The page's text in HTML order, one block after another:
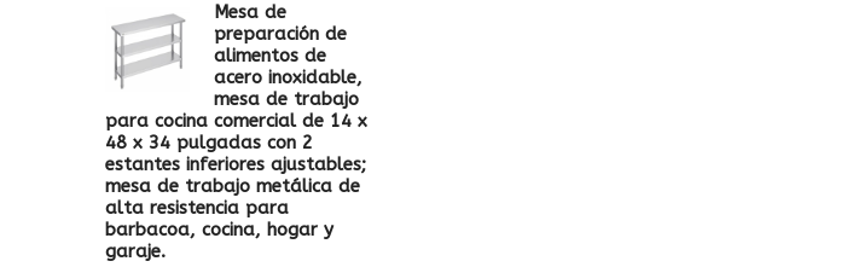
Mesa de
preparación de
alimentos de
acero inoxidable,
mesa de trabajo
para cocina comercial de 14 x
48 x 34 pulgadas con 2
estantes inferiores ajustables;
mesa de trabajo metálica de
alta resistencia para
barbacoa, cocina, hogar y
garaje.